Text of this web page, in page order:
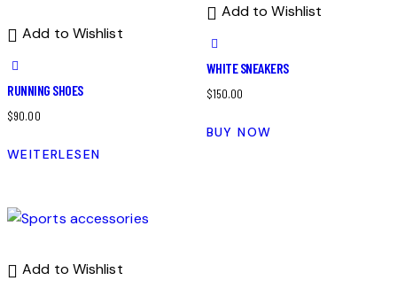
Add to Wishlist
RUNNING SHOES
$90.00
WEITERLESEN
Add to Wishlist
WHITE SNEAKERS
$150.00
BUY NOW
Add to Wishlist